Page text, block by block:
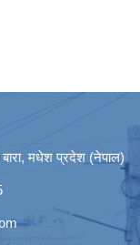
मधेश प्रदेश (नेपाल)